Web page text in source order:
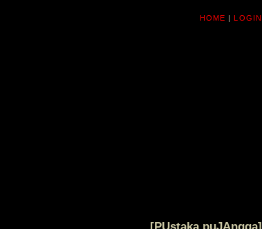
HOME |LOGIN